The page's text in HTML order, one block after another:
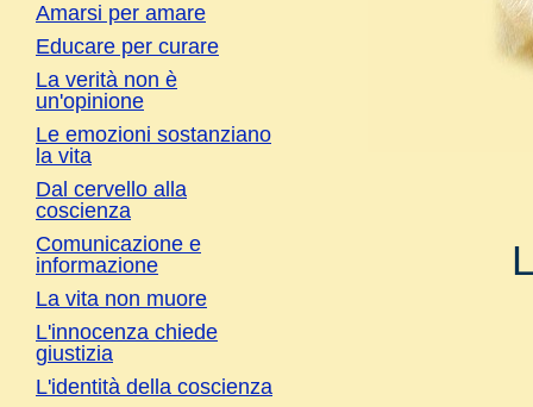
Amarsi per amare
Educare per curare
La verità non è
un'opinione
Le emozioni sostanziano
la vita
Dal cervello alla
coscienza
Comunicazione e
informazione
La vita non muore
L'innocenza chiede
giustizia
L'identità della coscienza